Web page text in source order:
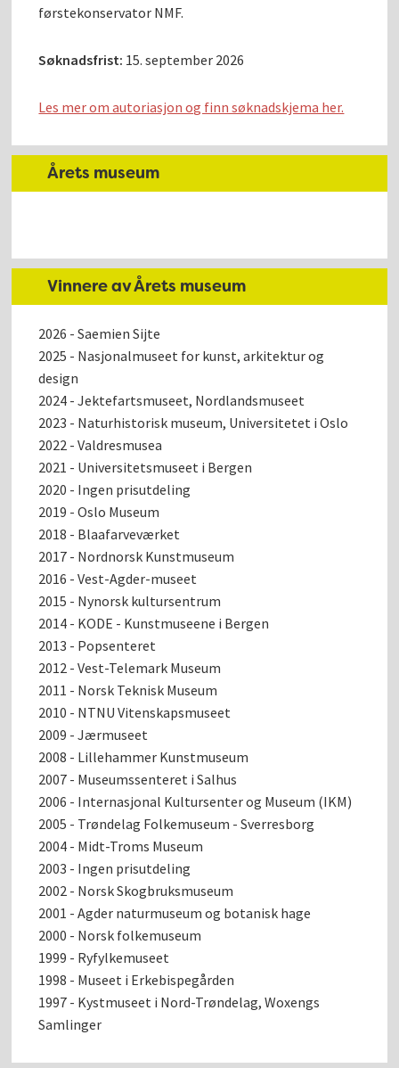
førstekonservator NMF.
Søknadsfrist: 15. september 2026
Les mer om autoriasjon og finn søknadskjema her.
Årets museum
Vinnere av Årets museum
2026 - Saemien Sijte
2025 - Nasjonalmuseet for kunst, arkitektur og
design
2024 - Jektefartsmuseet, Nordlandsmuseet
2023 - Naturhistorisk museum, Universitetet i Oslo
2022 - Valdresmusea
2021 - Universitetsmuseet i Bergen
2020 - Ingen prisutdeling
2019 - Oslo Museum
2018 - Blaafarveværket
2017 - Nordnorsk Kunstmuseum
2016 - Vest-Agder-museet
2015 - Nynorsk kultursentrum
2014 - KODE - Kunstmuseene i Bergen
2013 - Popsenteret
2012 - Vest-Telemark Museum
2011 - Norsk Teknisk Museum
2010 - NTNU Vitenskapsmuseet
2009 - Jærmuseet
2008 - Lillehammer Kunstmuseum
2007 - Museumssenteret i Salhus
2006 - Internasjonal Kultursenter og Museum (IKM)
2005 - Trøndelag Folkemuseum - Sverresborg
2004 - Midt-Troms Museum
2003 - Ingen prisutdeling
2002 - Norsk Skogbruksmuseum
2001 - Agder naturmuseum og botanisk hage
2000 - Norsk folkemuseum
1999 - Ryfylkemuseet
1998 - Museet i Erkebispegården
1997 - Kystmuseet i Nord-Trøndelag, Woxengs
Samlinger